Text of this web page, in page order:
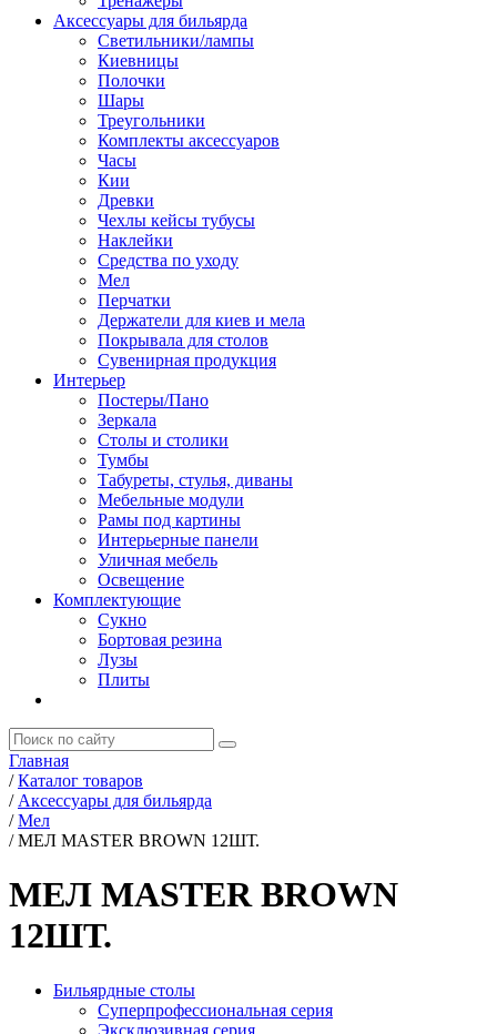
Аксессуары для бильярда
Светильники/лампы
Киевницы
Полочки
Шары
Треугольники
Комплекты аксессуаров
Часы
Кии
Древки
Чехлы кейсы тубусы
Наклейки
Средства по уходу
Мел
Перчатки
Держатели для киев и мела
Покрывала для столов
Сувенирная продукция
Интерьер
Постеры/Пано
Зеркала
Столы и столики
Тумбы
Табуреты, стулья, диваны
Мебельные модули
Рамы под картины
Интерьерные панели
Уличная мебель
Освещение
Комплектующие
Сукно
Бортовая резина
Лузы
Плиты
Главная
/ Каталог товаров
/ Аксессуары для бильярда
/ Мел
/ МЕЛ MASTER BROWN 12ШТ.
МЕЛ MASTER BROWN
12ШТ.
Бильярдные столы
Суперпрофессиональная серия
Эксклюзивная серия